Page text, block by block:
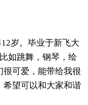
岁。毕业于新飞大
如跳舞，钢琴，绘
可爱，能带给我很
希望可以和大家和谐